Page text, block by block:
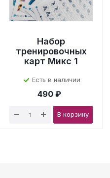
Набор
тренировочных
карт Микс 1
Есть в наличии
490 ₽
В корзину